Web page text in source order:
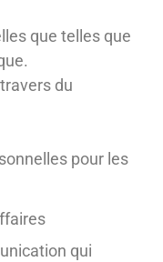
que telles que
du
pour les
qui